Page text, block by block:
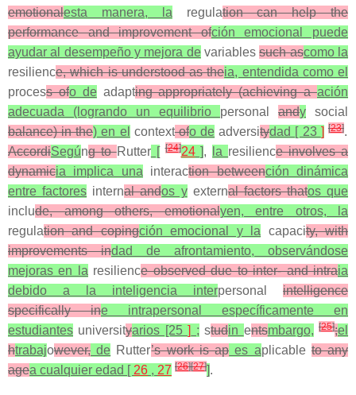
emotionalesta manera, la regulation can help the
performance and improvement ofción emocional puede
ayudar al desempeño y mejora devariablessuch ascomo la
resilience, which is understood as theia, entendida como el
process ofo deadapting appropriately (achieving aación
adecuada (logrando un equilibrio personal andy social
balance) in the) en el contextofo de adversitydad [ 23 ] [23].
AccordiSegúng toRutter[ [24]24], la resilience involves a
dynamicia implica una interaction betweención dinámica
entre factores internal andos yexternal factors thatos que
include, among others, emotionalyen, entre otros, la
regulation and copingción emocional y la capacity, with
improvements indad de afrontamiento, observándose
mejoras en la resilience observed due to inter- and intraia
debido a la inteligencia interpersonal intelligence
specifically ine intrapersonal específicamente en
estudiantes universityarios [25] ; studin entsmbargo, [25];el
htrabajowever, de Rutter’s work is ap es aplicableto any
agea cualquier edad [ 26 , 27 [26][27]].